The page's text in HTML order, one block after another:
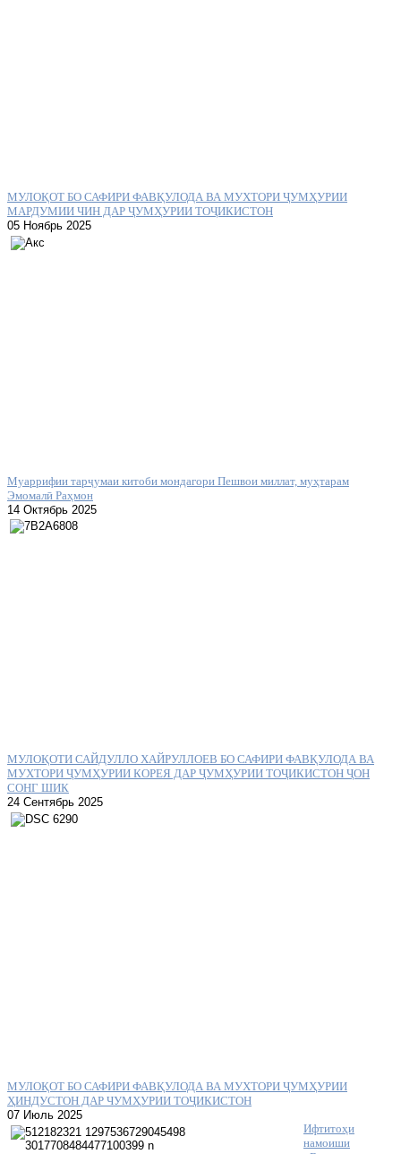
МУЛОҚОТ БО САФИРИ ФАВҚУЛОДА ВА МУХТОРИ ҶУМҲУРИИ
МАРДУМИИ ЧИН ДАР ҶУМҲУРИИ ТОҶИКИСТОН
05 Ноябрь 2025
Муаррифии тарҷумаи китоби мондагори Пешвои миллат, муҳтарам
Эмомалӣ Раҳмон
14 Октябрь 2025
МУЛОҚОТИ САЙДУЛЛО ХАЙРУЛЛОЕВ БО САФИРИ ФАВҚУЛОДА ВА
МУХТОРИ ҶУМҲУРИИ КОРЕЯ ДАР ҶУМҲУРИИ ТОҶИКИСТОН ҶОН
СОНГ ШИК
24 Сентябрь 2025
МУЛОҚОТ БО САФИРИ ФАВҚУЛОДА ВА МУХТОРИ ҶУМҲУРИИ
ҲИНДУСТОН ДАР ЧУМҲУРИИ ТОҶИКИСТОН
07 Июль 2025
Ифтитоҳи
намоиши